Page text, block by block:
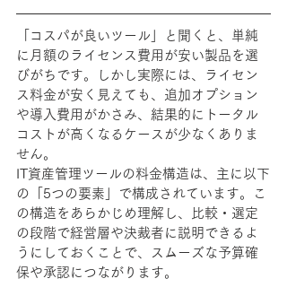
「コスパが良いツール」と聞くと、単純
に月額のライセンス費用が安い製品を選
びがちです。しかし実際には、ライセン
ス料金が安く見えても、追加オプション
や導入費用がかさみ、結果的にトータル
コストが高くなるケースが少なくありま
せん。
IT資産管理ツールの料金構造は、主に以下
の「5つの要素」で構成されています。こ
の構造をあらかじめ理解し、比較・選定
の段階で経営層や決裁者に説明できるよ
うにしておくことで、スムーズな予算確
保や承認につながります。